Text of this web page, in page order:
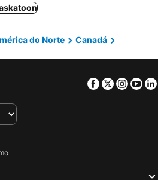
do Norte
Canadá
Facebook
Twitter